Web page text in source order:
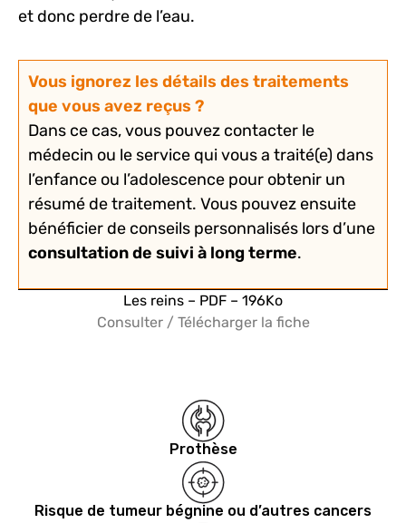
et donc perdre de l’eau.
Vous ignorez les détails des traitements
que vous avez reçus ?
Dans ce cas, vous pouvez contacter le
médecin ou le service qui vous a traité(e) dans
l’enfance ou l’adolescence pour obtenir un
résumé de traitement. Vous pouvez ensuite
bénéficier de conseils personnalisés lors d’une
consultation de suivi à long terme.
Les reins – PDF – 196Ko
Consulter / Télécharger la fiche
Prothèse
Risque de tumeur bégnine ou d’autres cancers